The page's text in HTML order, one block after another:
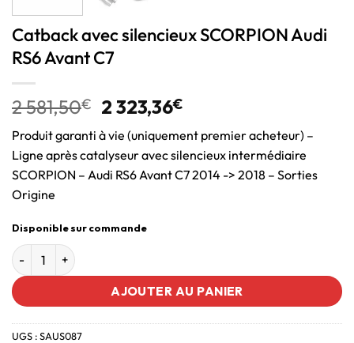
Catback avec silencieux SCORPION Audi
RS6 Avant C7
2 581,50€ 2 323,36€
Produit garanti à vie (uniquement premier acheteur) –
Ligne après catalyseur avec silencieux intermédiaire
SCORPION – Audi RS6 Avant C7 2014 -> 2018 – Sorties
Origine
Disponible sur commande
AJOUTER AU PANIER
UGS :SAUS087